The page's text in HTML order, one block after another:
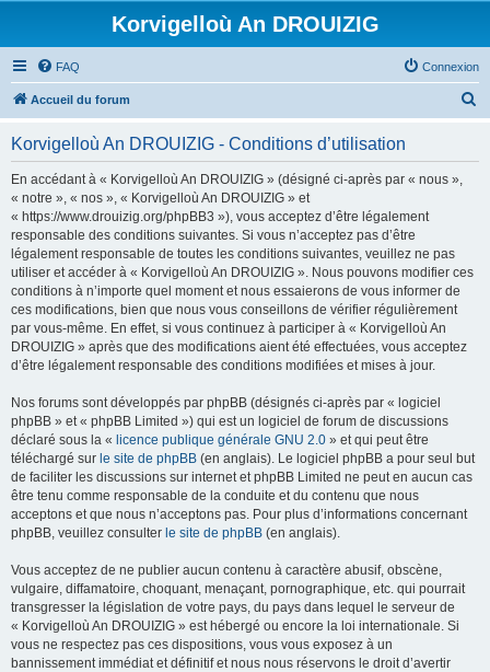
Korvigelloù An DROUIZIG
FAQ Connexion
Accueil du forum
Korvigelloù An DROUIZIG - Conditions d’utilisation
En accédant à « Korvigelloù An DROUIZIG » (désigné ci-après par « nous »,
« notre », « nos », « Korvigelloù An DROUIZIG » et
« https://www.drouizig.org/phpBB3 »), vous acceptez d’être légalement
responsable des conditions suivantes. Si vous n’acceptez pas d’être
légalement responsable de toutes les conditions suivantes, veuillez ne pas
utiliser et accéder à « Korvigelloù An DROUIZIG ». Nous pouvons modifier ces
conditions à n’importe quel moment et nous essaierons de vous informer de
ces modifications, bien que nous vous conseillons de vérifier régulièrement
par vous-même. En effet, si vous continuez à participer à « Korvigelloù An
DROUIZIG » après que des modifications aient été effectuées, vous acceptez
d’être légalement responsable des conditions modifiées et mises à jour.
Nos forums sont développés par phpBB (désignés ci-après par « logiciel
phpBB » et « phpBB Limited ») qui est un logiciel de forum de discussions
déclaré sous la « licence publique générale GNU 2.0 » et qui peut être
téléchargé sur le site de phpBB (en anglais). Le logiciel phpBB a pour seul but
de faciliter les discussions sur internet et phpBB Limited ne peut en aucun cas
être tenu comme responsable de la conduite et du contenu que nous
acceptons et que nous n’acceptons pas. Pour plus d’informations concernant
phpBB, veuillez consulter le site de phpBB (en anglais).
Vous acceptez de ne publier aucun contenu à caractère abusif, obscène,
vulgaire, diffamatoire, choquant, menaçant, pornographique, etc. qui pourrait
transgresser la législation de votre pays, du pays dans lequel le serveur de
« Korvigelloù An DROUIZIG » est hébergé ou encore la loi internationale. Si
vous ne respectez pas ces dispositions, vous vous exposez à un
bannissement immédiat et définitif et nous nous réservons le droit d’avertir